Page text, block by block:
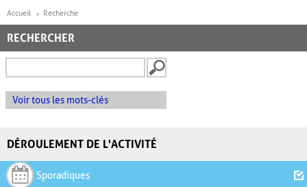
Accueil Recherche
RECHERCHER
Voir tous les mots-clés
DÉROULEMENT DE L'ACTIVITÉ
Sporadiques